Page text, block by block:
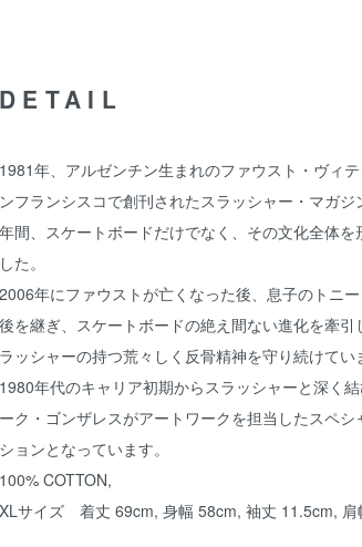
DETAIL
1981年、アルゼンチン生まれのファウスト・ヴィ
ンフランシスコで創刊されたスラッシャー・マガジ
年間、スケートボードだけでなく、その文化全体を
した。
2006年にファウストが亡くなった後、息子のトニ
後を継ぎ、スケートボードの絶え間ない進化を牽引
ラッシャーの持つ荒々しく反骨精神を守り続けてい
1980年代のキャリア初期からスラッシャーと深く
ーク・ゴンザレスがアートワークを担当したスペシ
ションとなっています。
100% COTTON,
XLサイズ 着丈 69cm, 身幅 58cm, 袖丈 11.5cm, 肩